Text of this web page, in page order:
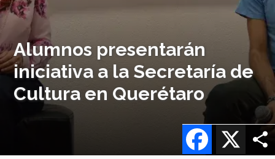
Alumnos presentarán
iniciativa a la Secretaría de
Cultura en Querétaro
X
Facebook